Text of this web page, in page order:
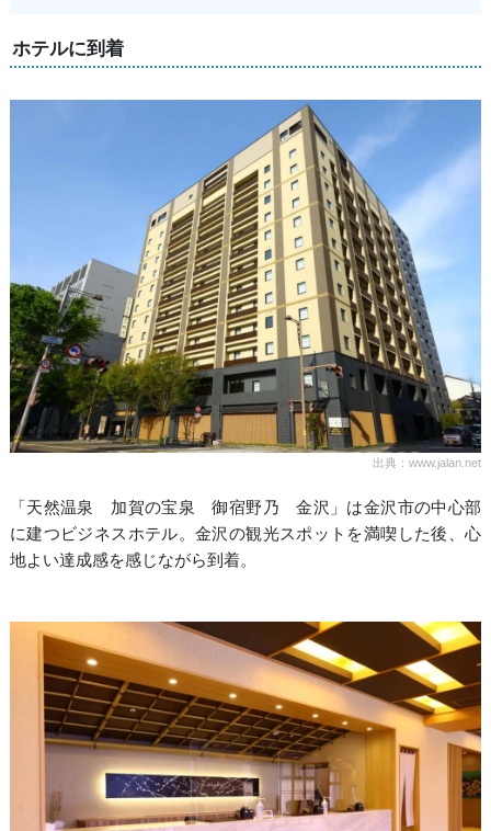
ホテルに到着
出典：www.jalan.net
「天然温泉 加賀の宝泉 御宿野乃 金沢」は金沢市の中心部
に建つビジネスホテル。金沢の観光スポットを満喫した後、心
地よい達成感を感じながら到着。